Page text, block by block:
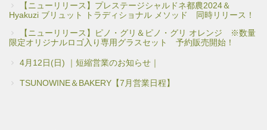
【ニューリリース】プレステージシャルドネ都農2024＆
Hyakuzi ブリュット トラディショナル メソッド 同時リリース！
【ニューリリース】ピノ・グリ＆ピノ・グリ オレンジ ※数量
限定オリジナルロゴ入り専用グラスセット 予約販売開始！
4月12日(日) ｜短縮営業のお知らせ｜
TSUNOWINE＆BAKERY【7月営業日程】